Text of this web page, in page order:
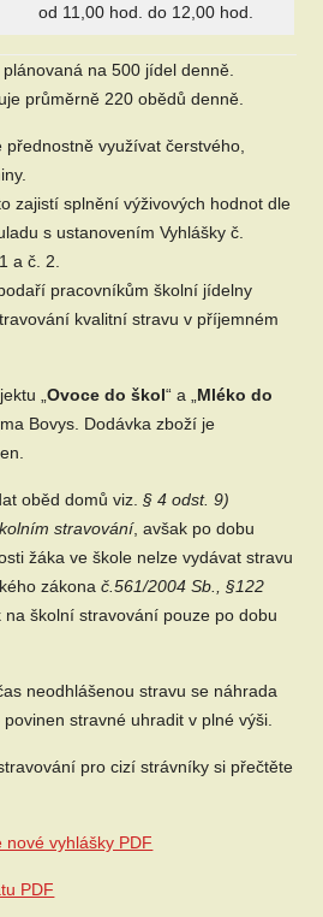
od 11,00 hod. do 12,00 hod.
na 500 jídel denně.
průměrně 220 obědů denně.
využívat čerstvého,
zajistí splnění výživových hodnot dle
s ustanovením Vyhlášky č.
a č. 2.
pracovníkům školní jídelny
kvalitní stravu v příjemném
„Ovoce do škol“ a „ Mléko do
Bovys. Dodávka zboží je
oběd domů viz.§ 4 odst. 9)
stravování, avšak po dobu
žáka ve škole nelze vydávat stravu
zákonač.561/2004 Sb., §122
školní stravování pouze po dobu
neodhlášenou stravu se náhrada
stravné uhradit v plné výši.
pro cizí strávníky si přečtěte
vyhlášky PDF
PDF